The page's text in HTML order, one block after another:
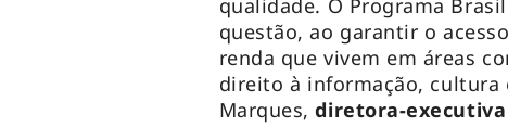
qualidade. O Programa
questão, ao garantir o
renda que vivem em áreas
direito à informação, cultura
Marques,diretora-executiva